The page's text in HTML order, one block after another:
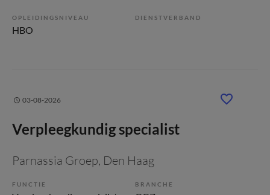
OPLEIDINGSNIVEAU
HBO
DIENSTVERBAND
03-08-2026
Verpleegkundig specialist
Parnassia Groep, Den Haag
FUNCTIE BRANCHE